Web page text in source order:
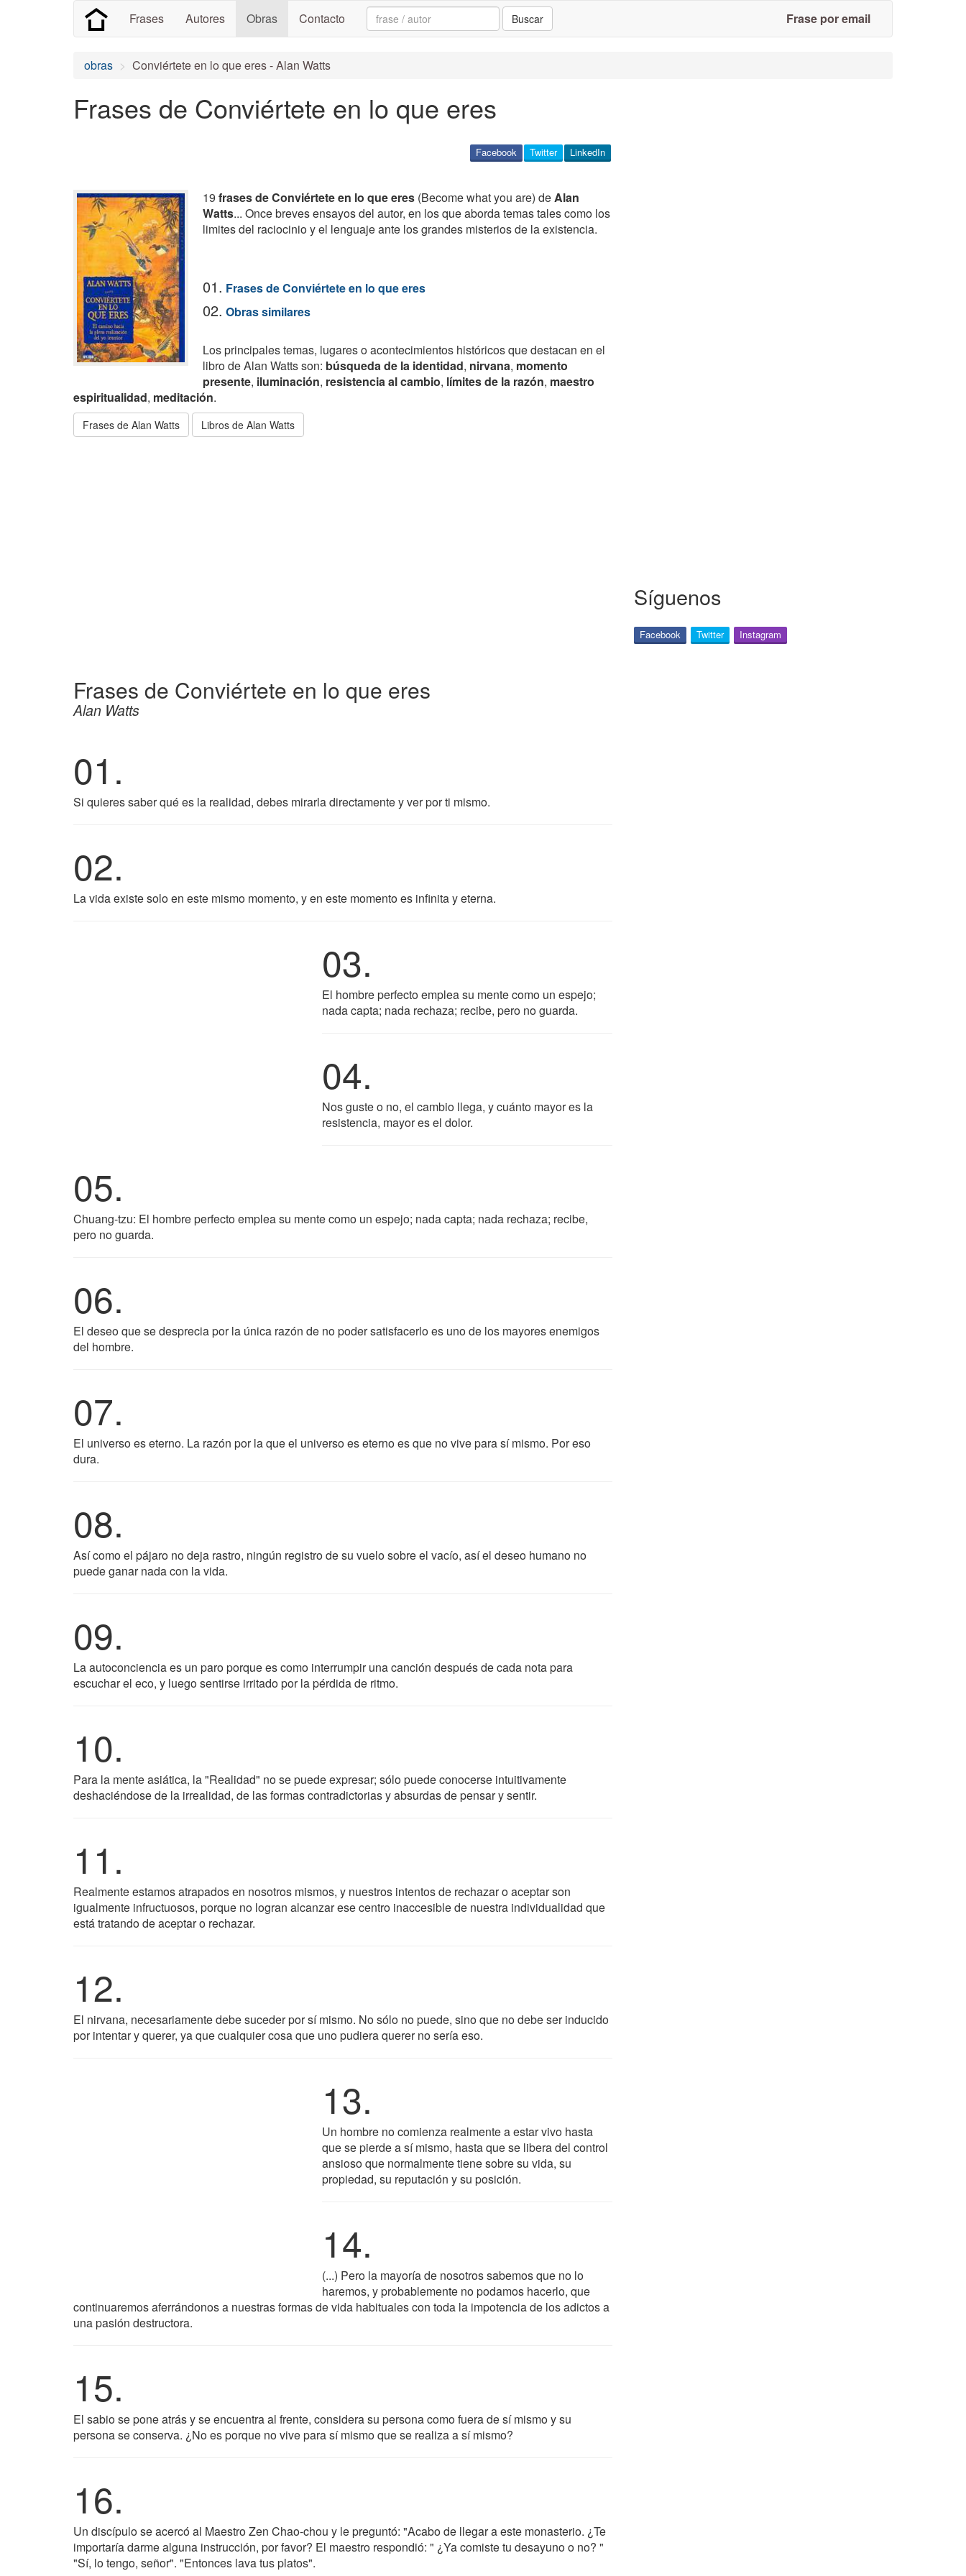
Frases Autores Obras Contacto Search: Buscar Frase por email
obras Conviértete en lo que eres - Alan Watts
Frases de Conviértete en lo que eres
LinkedIn
Twitter
Facebook
19 frases de Conviértete en lo que eres (Become what you are) deAlan
Watts... Once breves ensayos del autor, en los que aborda temas tales como los
limites del raciocinio y el lenguaje ante los grandes misterios de la existencia.
01. Frases de Conviértete en lo que eres
02. Obras similares
Los principales temas, lugares o acontecimientos históricos que destacan en el
libro de Alan Watts son: búsqueda de la identidad, nirvana, momento
presente, iluminación, resistencia al cambio, límites de la razón, maestro
espiritualidad, meditación.
Frases de Alan Watts Libros de Alan Watts
Frases de Conviértete en lo que eres
Alan Watts
01.
Si quieres saber qué es la realidad, debes mirarla directamente y ver por ti mismo.
02.
La vida existe solo en este mismo momento, y en este momento es infinita y eterna.
03.
El hombre perfecto emplea su mente como un espejo;
nada capta; nada rechaza; recibe, pero no guarda.
04.
Nos guste o no, el cambio llega, y cuánto mayor es la
resistencia, mayor es el dolor.
05.
Chuang-tzu: El hombre perfecto emplea su mente como un espejo; nada capta; nada rechaza; recibe,
pero no guarda.
06.
El deseo que se desprecia por la única razón de no poder satisfacerlo es uno de los mayores enemigos
del hombre.
07.
El universo es eterno. La razón por la que el universo es eterno es que no vive para sí mismo. Por eso
dura.
08.
Así como el pájaro no deja rastro, ningún registro de su vuelo sobre el vacío, así el deseo humano no
puede ganar nada con la vida.
09.
La autoconciencia es un paro porque es como interrumpir una canción después de cada nota para
escuchar el eco, y luego sentirse irritado por la pérdida de ritmo.
10.
Para la mente asiática, la "Realidad" no se puede expresar; sólo puede conocerse intuitivamente
deshaciéndose de la irrealidad, de las formas contradictorias y absurdas de pensar y sentir.
11.
Realmente estamos atrapados en nosotros mismos, y nuestros intentos de rechazar o aceptar son
igualmente infructuosos, porque no logran alcanzar ese centro inaccesible de nuestra individualidad que
está tratando de aceptar o rechazar.
12.
El nirvana, necesariamente debe suceder por sí mismo. No sólo no puede, sino que no debe ser inducido
por intentar y querer, ya que cualquier cosa que uno pudiera querer no sería eso.
13.
Un hombre no comienza realmente a estar vivo hasta
que se pierde a sí mismo, hasta que se libera del control
ansioso que normalmente tiene sobre su vida, su
propiedad, su reputación y su posición.
14.
(...) Pero la mayoría de nosotros sabemos que no lo
haremos, y probablemente no podamos hacerlo, que
continuaremos aferrándonos a nuestras formas de vida habituales con toda la impotencia de los adictos a
una pasión destructora.
15.
El sabio se pone atrás y se encuentra al frente, considera su persona como fuera de sí mismo y su
persona se conserva. ¿No es porque no vive para sí mismo que se realiza a sí mismo?
16.
Un discípulo se acercó al Maestro Zen Chao-chou y le preguntó: "Acabo de llegar a este monasterio. ¿Te
importaría darme alguna instrucción, por favor? El maestro respondió: " ¿Ya comiste tu desayuno o no? "
"Sí, lo tengo, señor". "Entonces lava tus platos".
Síguenos
Facebook Twitter Instagram